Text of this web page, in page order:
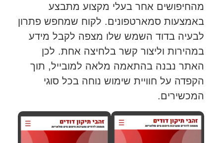
מהחיפושים אחר בעלי מקצוע מתבצע
באמצעות סמארטפונים. לקוח שמחפש פתרון
לבעיה בדוד השמש שלו מצפה לקבל מידע
במהירות וליצור קשר בלחיצה אחת. לכן
האתר נבנה בהתאמה מלאה למובייל, תוך
הקפדה על חוויית שימוש נוחה בכל סוגי
המכשירים.